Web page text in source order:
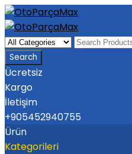
Ücretsiz
Kargo
İletişim
+905452940755
Ürün
Kategorileri